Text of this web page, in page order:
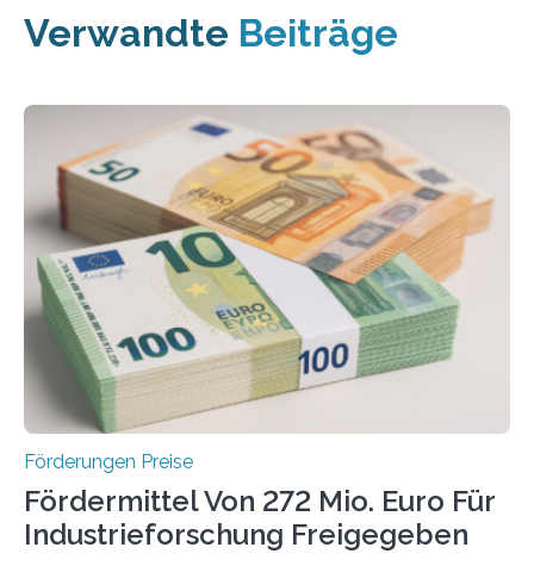
Verwandte Beiträge
Förderungen Preise
Fördermittel Von 272 Mio. Euro Für
Industrieforschung Freigegeben